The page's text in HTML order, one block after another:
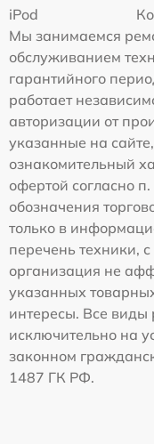
iPod
Мы занимаемся
обслуживанием
гарантийного
работает
авторизации от
указанные на
ознакомительный
офертой согласно
обозначения
только в
перечень техники,
организация не
указанных
интересы. Все виды
исключительно на
законном
1487 ГК РФ.